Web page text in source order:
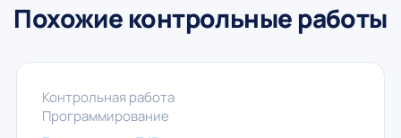
Похожие контрольные работы
Контрольная работа
Программирование